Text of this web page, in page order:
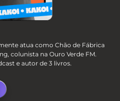
atua como Chão de Fábrica
colunista na Ouro Verde FM.
e autor de 3 livros.